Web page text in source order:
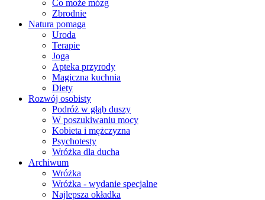
Co może mózg
Zbrodnie
Natura pomaga
Uroda
Terapie
Joga
Apteka przyrody
Magiczna kuchnia
Diety
Rozwój osobisty
Podróż w głąb duszy
W poszukiwaniu mocy
Kobieta i mężczyzna
Psychotesty
Wróżka dla ducha
Archiwum
Wróżka
Wróżka - wydanie specjalne
Najlepsza okładka